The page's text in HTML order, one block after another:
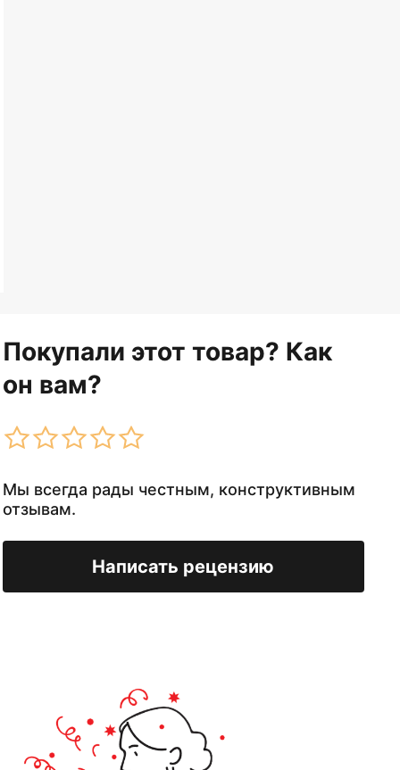
Покупали этот товар? Как
он вам?
Мы всегда рады честным, конструктивным
отзывам.
Написать рецензию